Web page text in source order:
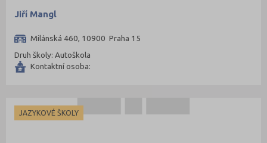
Jiří Mangl
Milánská 460, 10900 Praha 15
Druh školy: Autoškola
Kontaktní osoba:
JAZYKOVÉ ŠKOLY